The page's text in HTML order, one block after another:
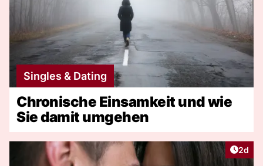
Singles & Dating
Chronische Einsamkeit und wie
Sie damit umgehen
2d